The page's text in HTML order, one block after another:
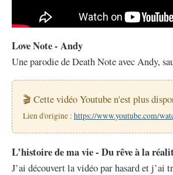
Love Note - Andy
Une parodie de Death Note avec Andy,
🎬 Cette vidéo Youtube n'est plus
Lien d'origine : https://www.youtube.com/
L’histoire de ma vie - Du rêve à la
J’ai découvert la vidéo par hasard et j’ai